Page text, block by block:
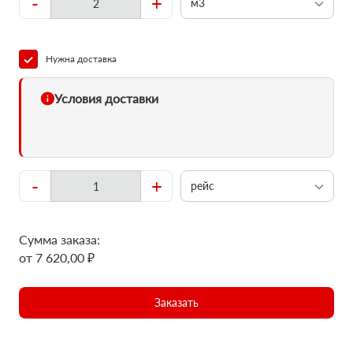
м3
Нужна доставка
Условия доставки
- + рейс
Сумма заказа:
от 7 620,00 ₽
Заказать